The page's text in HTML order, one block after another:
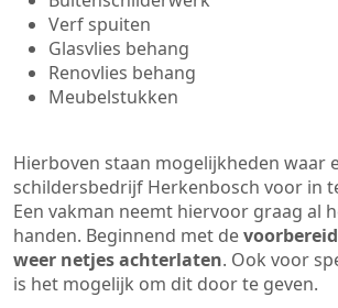
Verf spuiten
Glasvlies behang
Renovlies behang
Meubelstukken
Hierboven staan mogelijkheden waar
schildersbedrijf Herkenbosch voor in
Een vakman neemt hiervoor graag al
handen. Beginnend met de
weer netjes achterlaten. Ook voor
is het mogelijk om dit door te geven.